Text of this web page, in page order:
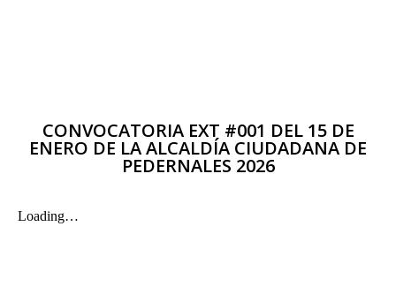
CONVOCATORIA EXT #001 DEL 15 DE
ENERO DE LA ALCALDÍA CIUDADANA DE
PEDERNALES 2026